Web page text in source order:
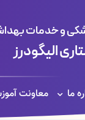
و خدمات
الیگودرز
ما معاونت